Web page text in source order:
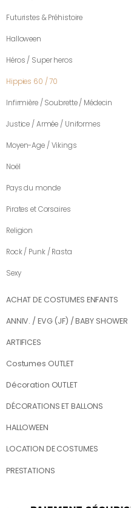
Futuristes & Préhistoire
Halloween
Héros / Super heros
Hippies 60 / 70
Infirmière / Soubrette / Médecin
Justice / Armée / Uniformes
Moyen-Age / Vikings
Noël
Pays du monde
Pirates et Corsaires
Religion
Rock / Punk / Rasta
Sexy
ACHAT DE COSTUMES ENFANTS
ANNIV. / EVG (JF) / BABY SHOWER
ARTIFICES
Costumes OUTLET
Décoration OUTLET
DÉCORATIONS ET BALLONS
HALLOWEEN
LOCATION DE COSTUMES
PRESTATIONS